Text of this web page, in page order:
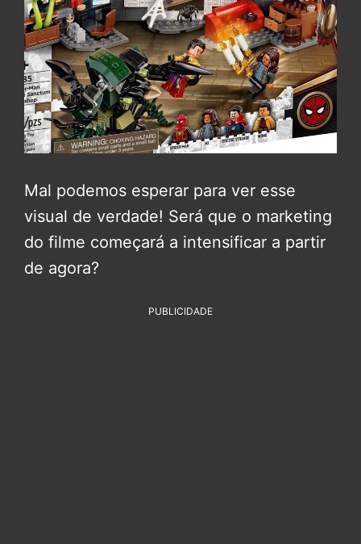
Mal podemos esperar para ver esse
visual de verdade! Será que o marketing
do filme começará a intensificar a partir
de agora?
PUBLICIDADE